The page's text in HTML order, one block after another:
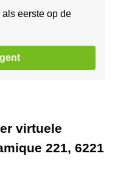
eerste op de
virtuele
221, 6221